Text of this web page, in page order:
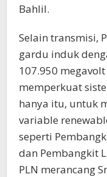
Bahlil.
Selain transmisi,
gardu induk
107.950
memperkuat
hanya itu, untuk
variable
seperti
dan Pembangkit
PLN merancang